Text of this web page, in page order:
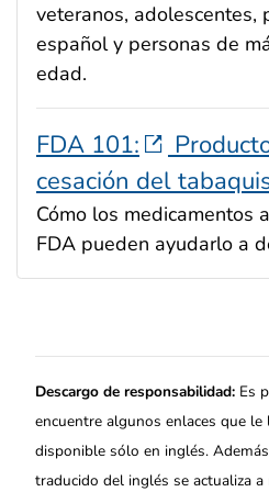
veteranos, adolescentes,
español y personas de
edad.
FDA 101:
cesación del
Cómo los medicamentos
FDA pueden ayudarlo a
Descargo de responsabilidad: Es
encuentre algunos enlaces que
disponible sólo en inglés.
traducido del inglés se actualiza